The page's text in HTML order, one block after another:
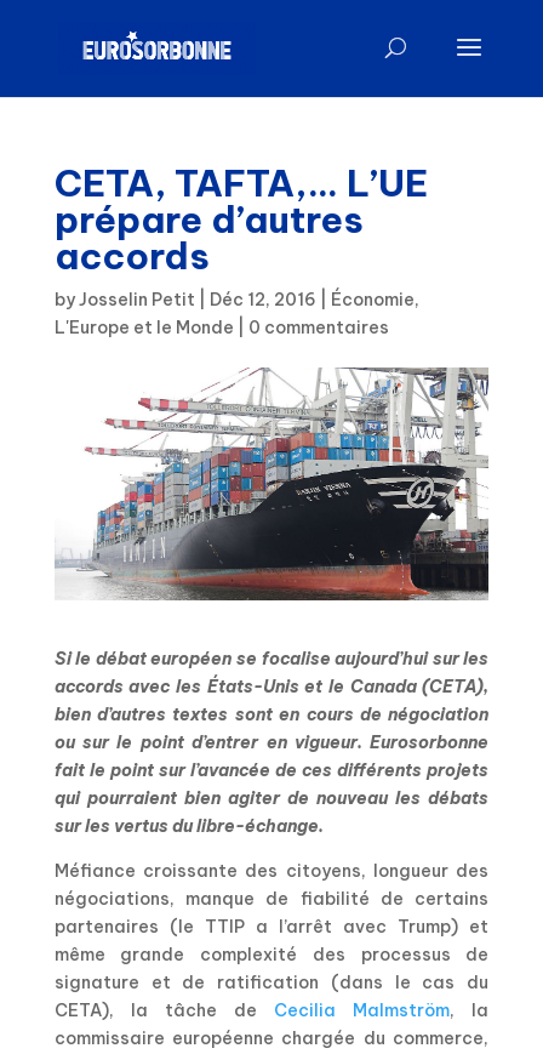
CETA, TAFTA,… L’UE
prépare d’autres
accords
byJosselin Petit Déc 12, 2016 Économie,
L'Europe et le Monde
0 commentaires
Si le débat européen se focalise aujourd’hui sur les
accords avec les États-Unis et le Canada (CETA),
bien d’autres textes sont en cours de négociation
ou sur le point d’entrer en vigueur. Eurosorbonne
fait le point sur l’avancée de ces différents projets
qui pourraient bien agiter de nouveau les débats
sur les vertus du libre-échange.
Méfiance croissante des citoyens, longueur des
négociations, manque de fiabilité de certains
partenaires (le TTIP a l’arrêt avec Trump) et
même grande complexité des processus de
signature et de ratification (dans le cas du
CETA), la tâche de Cecilia Malmström, la
commissaire européenne chargée du commerce,